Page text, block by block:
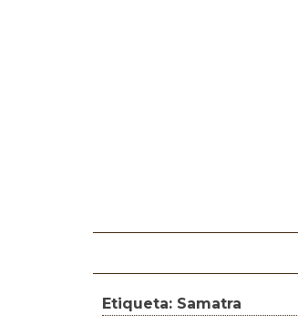
Etiqueta: Samatra